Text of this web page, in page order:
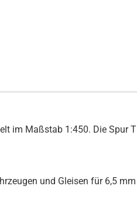
im Maßstab 1:450. Die Spur
und Gleisen für 6,5